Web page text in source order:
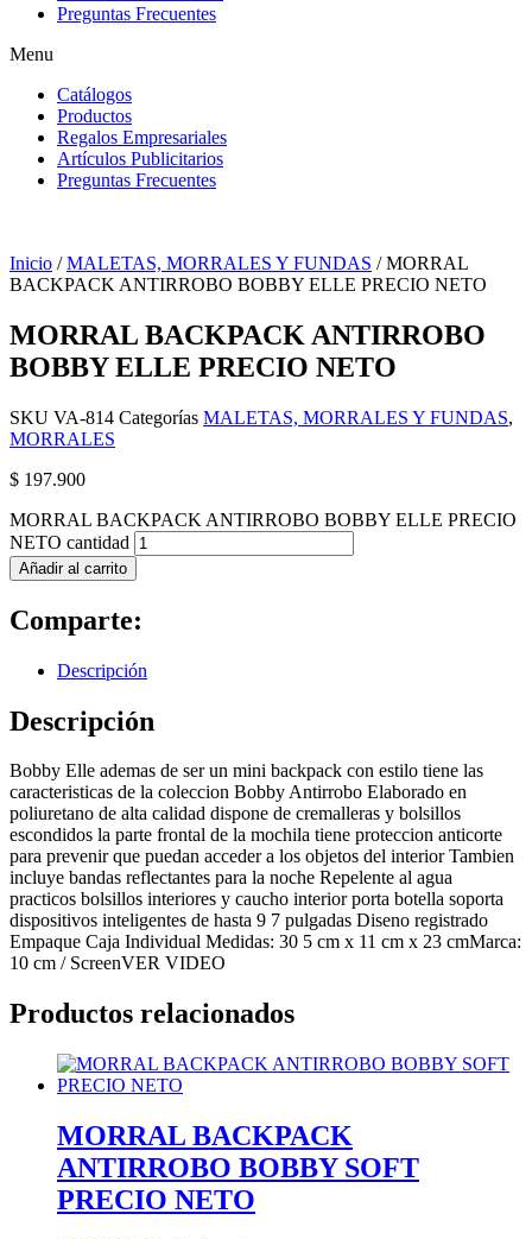
Preguntas Frecuentes
Menu
Catálogos
Productos
Regalos Empresariales
Artículos Publicitarios
Preguntas Frecuentes
Inicio /MALETAS, MORRALES Y FUNDAS / MORRAL
BACKPACK ANTIRROBO BOBBY ELLE PRECIO NETO
MORRAL BACKPACK ANTIRROBO
BOBBY ELLE PRECIO NETO
SKU VA-814 Categorías MALETAS, MORRALES Y FUNDAS,
MORRALES
$ 197.900
MORRAL BACKPACK ANTIRROBO BOBBY ELLE PRECIO
NETO cantidad
Añadir al carrito
Comparte:
Descripción
Descripción
Bobby Elle ademas de ser un mini backpack con estilo tiene las
caracteristicas de la coleccion Bobby Antirrobo Elaborado en
poliuretano de alta calidad dispone de cremalleras y bolsillos
escondidos la parte frontal de la mochila tiene proteccion anticorte
para prevenir que puedan acceder a los objetos del interior Tambien
incluye bandas reflectantes para la noche Repelente al agua
practicos bolsillos interiores y caucho interior porta botella soporta
dispositivos inteligentes de hasta 9 7 pulgadas Diseno registrado
Empaque Caja Individual Medidas: 30 5 cm x 11 cm x 23 cmMarca:
10 cm / ScreenVER VIDEO
Productos relacionados
MORRAL BACKPACK
ANTIRROBO BOBBY SOFT
PRECIO NETO